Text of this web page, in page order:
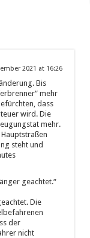
2021 at 16:26
Bis
mehr
dass
wird. Die
mehr.
steht und
geachtet.“
Die
der
nicht